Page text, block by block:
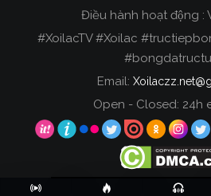
Trong tất cả các website
tiếp hiện nay tại Việt Nam.
người đánh giá và lựa
Xoilacz.TV bởi chúng tôi đã
trường phát sóng trực tiếp
đến nay.
Điều hành hoạt động :
#XoilacTV #Xoilac
Email:
Open - Closed: 24h
Copyright © 2020 Xoilac TV,